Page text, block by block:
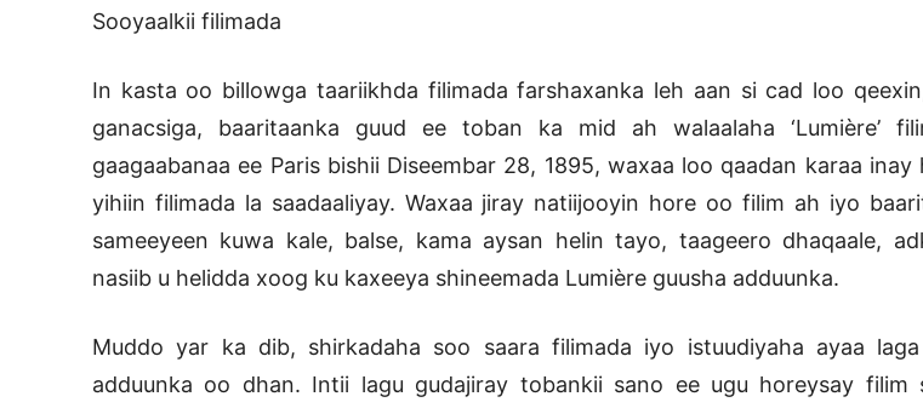
Sooyaalkii filimada
In kasta oo billowga taariikhda filimada farshaxanka leh aan si cad loo
ganacsiga, baaritaanka guud ee toban ka mid ah walaalaha ‘Lumière’
gaagaabanaa ee Paris bishii Diseembar 28, 1895, waxaa loo qaadan karaa inay
yihiin filimada la saadaaliyay. Waxaa jiray natiijooyin hore oo filim ah iyo
sameeyeen kuwa kale, balse, kama aysan helin tayo, taageero dhaqaale,
nasiib u helidda xoog ku kaxeeya shineemada Lumière guusha adduunka.
Muddo yar ka dib, shirkadaha soo saara filimada iyo istuudiyaha ayaa laga
adduunka oo dhan. Intii lagu gudajiray tobankii sano ee ugu horeysay filim